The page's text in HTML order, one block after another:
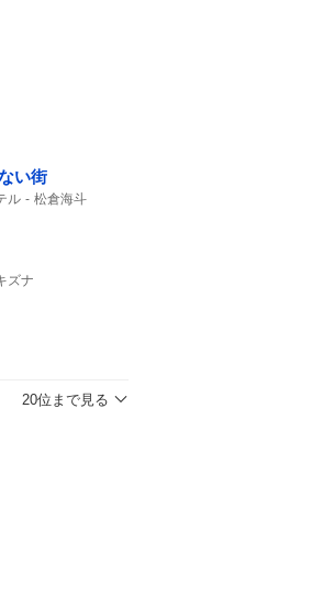
い街
ル 松倉海斗
ズナ
20位まで見る